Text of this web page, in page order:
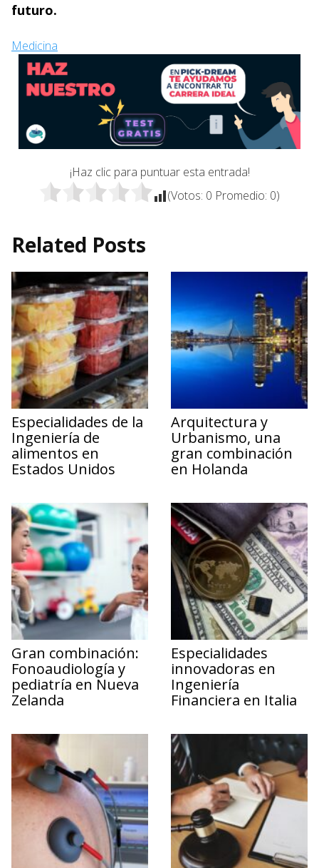
futuro.
Medicina
¡Haz clic para puntuar esta entrada!
(Votos: 0 Promedio: 0)
Related Posts
Especialidades de la
Ingeniería de
alimentos en
Estados Unidos
Arquitectura y
Urbanismo, una
gran combinación
en Holanda
Gran combinación:
Fonoaudiología y
pediatría en Nueva
Zelanda
Especialidades
innovadoras en
Ingeniería
Financiera en Italia